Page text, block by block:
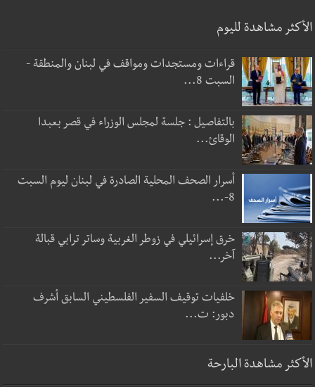
الأكثر مشاهدة لليوم
قراءات ومستجدات ومواقف في لبنان والمنطقة -
السبت 8...
بالتفاصيل : جلسة لمجلس الوزراء في قصر بعبدا
الوقائ...
أسرار الصحف المحلية الصادرة في لبنان ليوم السبت
8-...
خرق إسرائيلي في زوطر الغربية وساتر ترابي قبالة
آخر...
خلفيات توقيف السفير الفلسطيني السابق أشرف
دبور: ت...
الأكثر مشاهدة البارحة